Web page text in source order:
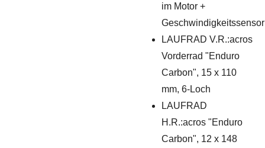
im Motor +
Geschwindigkeitssensor
LAUFRAD V.R.:acros
Vorderrad "Enduro
Carbon", 15 x 110
mm, 6-Loch
LAUFRAD
H.R.:acros "Enduro
Carbon", 12 x 148